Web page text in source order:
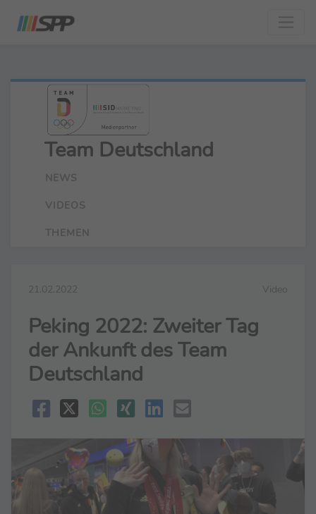
Team Deutschland
NEWS
VIDEOS
THEMEN
21.02.2022 Video
Peking 2022: Zweiter Tag
der Ankunft des Team
Deutschland